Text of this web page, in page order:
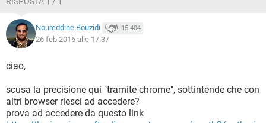
Noureddine Bouzidi 15.404
26 feb 2016 alle 17:37
ciao,
scusa la precisione qui "tramite chrome", sottintende che con
altri browser riesci ad accedere?
prova ad accedere da questo link